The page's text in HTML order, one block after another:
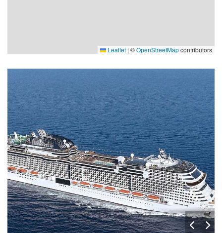
Leaflet | ©OpenStreetMapcontributors